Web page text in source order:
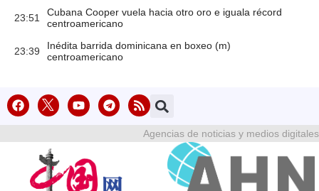
23:51
Cubana Cooper vuela hacia otro oro e iguala récord
centroamericano
23:39
Inédita barrida dominicana en boxeo (m)
centroamericano
Agencias de noticias y medios digitales